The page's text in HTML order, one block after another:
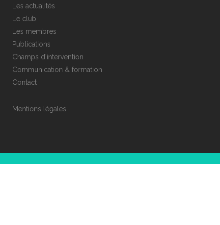
Les actualités
Le club
Les membres
Publications
Champs d’intervention
Communication & formation
Contact
Mentions légales